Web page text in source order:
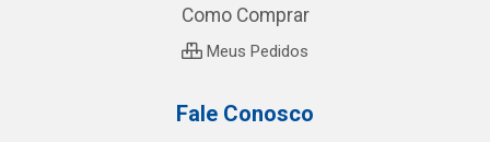
Como Comprar
Meus Pedidos
Fale Conosco